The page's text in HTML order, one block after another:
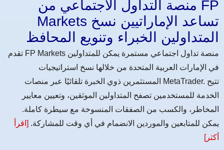
منصة التداول الاجتماعي من FP
Markets تساعد الإماراتيين نسخ
المتداولين الخبراء وتنويع المحافظ
تقدم FP Markets منصة تداول اجتماعي مستمرة يمكن للمتداولين
في الإمارات العربية المتحدة من خلالها نسخ استراتيجيات
المستثمرين ذوي الخبرة تلقائيًا عبر منصات MetaTrader. تتيح
الخدمة للمستخدمين تصفح المتداولين الموثقين، وتعيين معايير
المخاطر، والكسب من الصفقات المنسوخة مع سيطرة كاملة.
يمكن للمتابعين والموردين الانضمام في أي وقت للمشاركة.
[اقرأ
أكثر]